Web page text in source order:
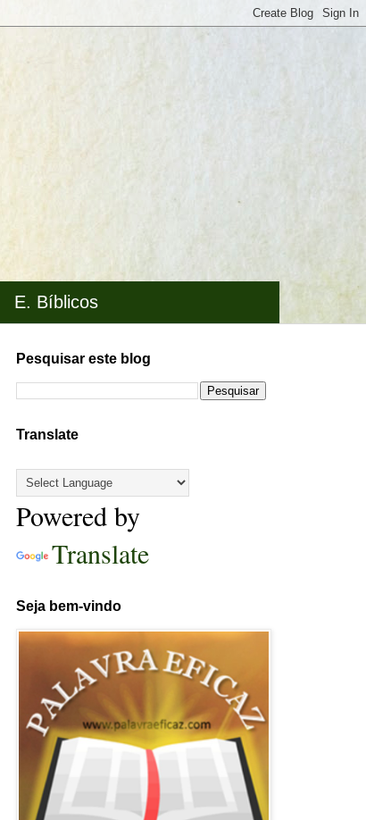
E. Bíblicos
Pesquisar este blog
Translate
Powered by
Translate
Seja bem-vindo